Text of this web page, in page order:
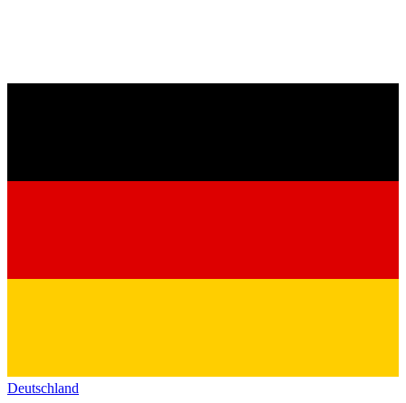
Deutschland